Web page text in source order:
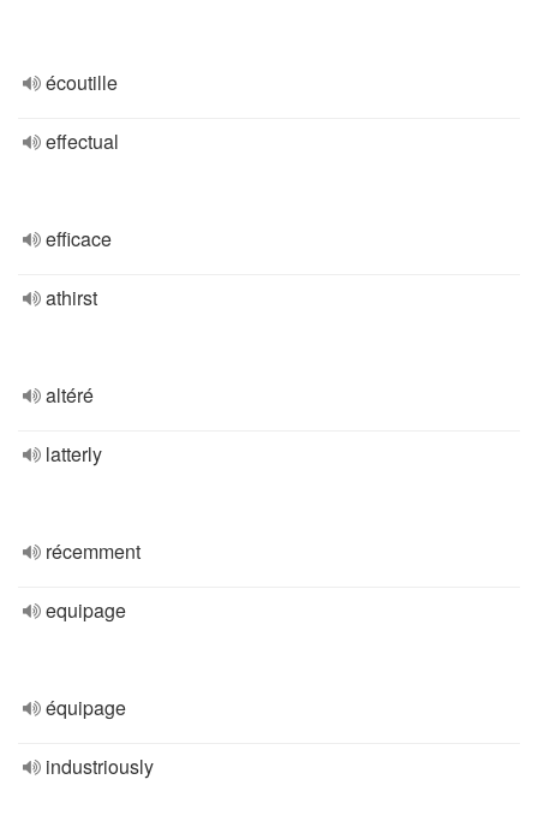
écoutille
effectual
efficace
athirst
altéré
latterly
récemment
equipage
équipage
industriously